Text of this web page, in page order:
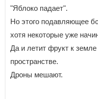
"Яблоко падает".
Но этого подавляющее
хотя некоторые уже
Да и летит фрукт к
пространстве.
Дроны мешают.